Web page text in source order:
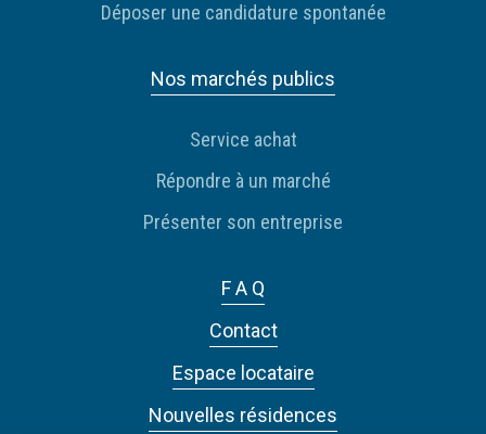
Déposer une candidature spontanée
Nos marchés publics
Service achat
Répondre à un marché
Présenter son entreprise
F A Q
Contact
Espace locataire
Nouvelles résidences